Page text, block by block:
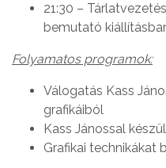
21:30 –
bemutató
Folyamatos programok:
Válogatás Kass
grafikáiból
Kass Jánossal
Grafikai technikákat